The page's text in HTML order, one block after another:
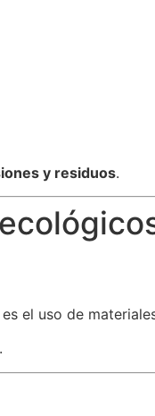
y residuos.
es el uso de